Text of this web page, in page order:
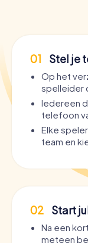
01 Stel je
Op het
spelleider
Iedereen
telefoon
Elke
team en
02 Start
Na een
meteen